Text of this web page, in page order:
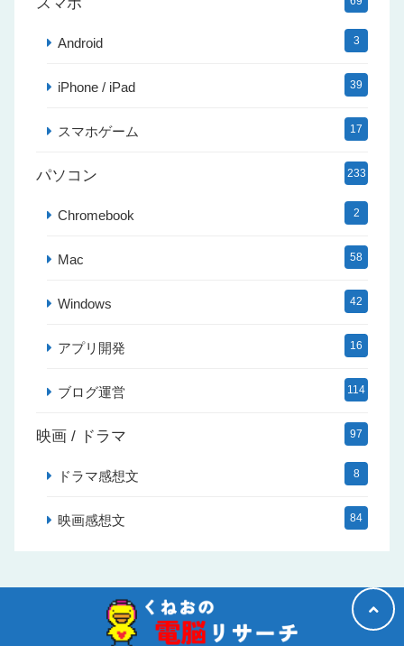
Android 3
iPhone / iPad 39
スマホゲーム 17
パソコン 233
Chromebook 2
Mac 58
Windows 42
アプリ開発 16
ブログ運営 114
映画 / ドラマ 97
ドラマ感想文 8
映画感想文 84